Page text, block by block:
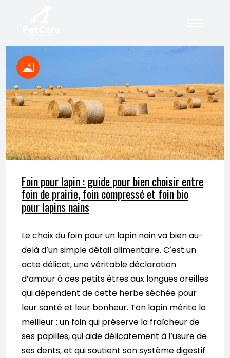
Foin pour lapin : guide pour bien choisir entre
foin de prairie, foin compressé et foin bio
pour lapins nains
Le choix du foin pour un lapin nain va bien au-
delà d’un simple détail alimentaire. C’est un
acte délicat, une véritable déclaration
d’amour à ces petits êtres aux longues oreilles
qui dépendent de cette herbe séchée pour
leur santé et leur bonheur. Ton lapin mérite le
meilleur : un foin qui préserve la fraîcheur de
ses papilles, qui aide délicatement à l’usure de
ses dents, et qui soutient son système digestif